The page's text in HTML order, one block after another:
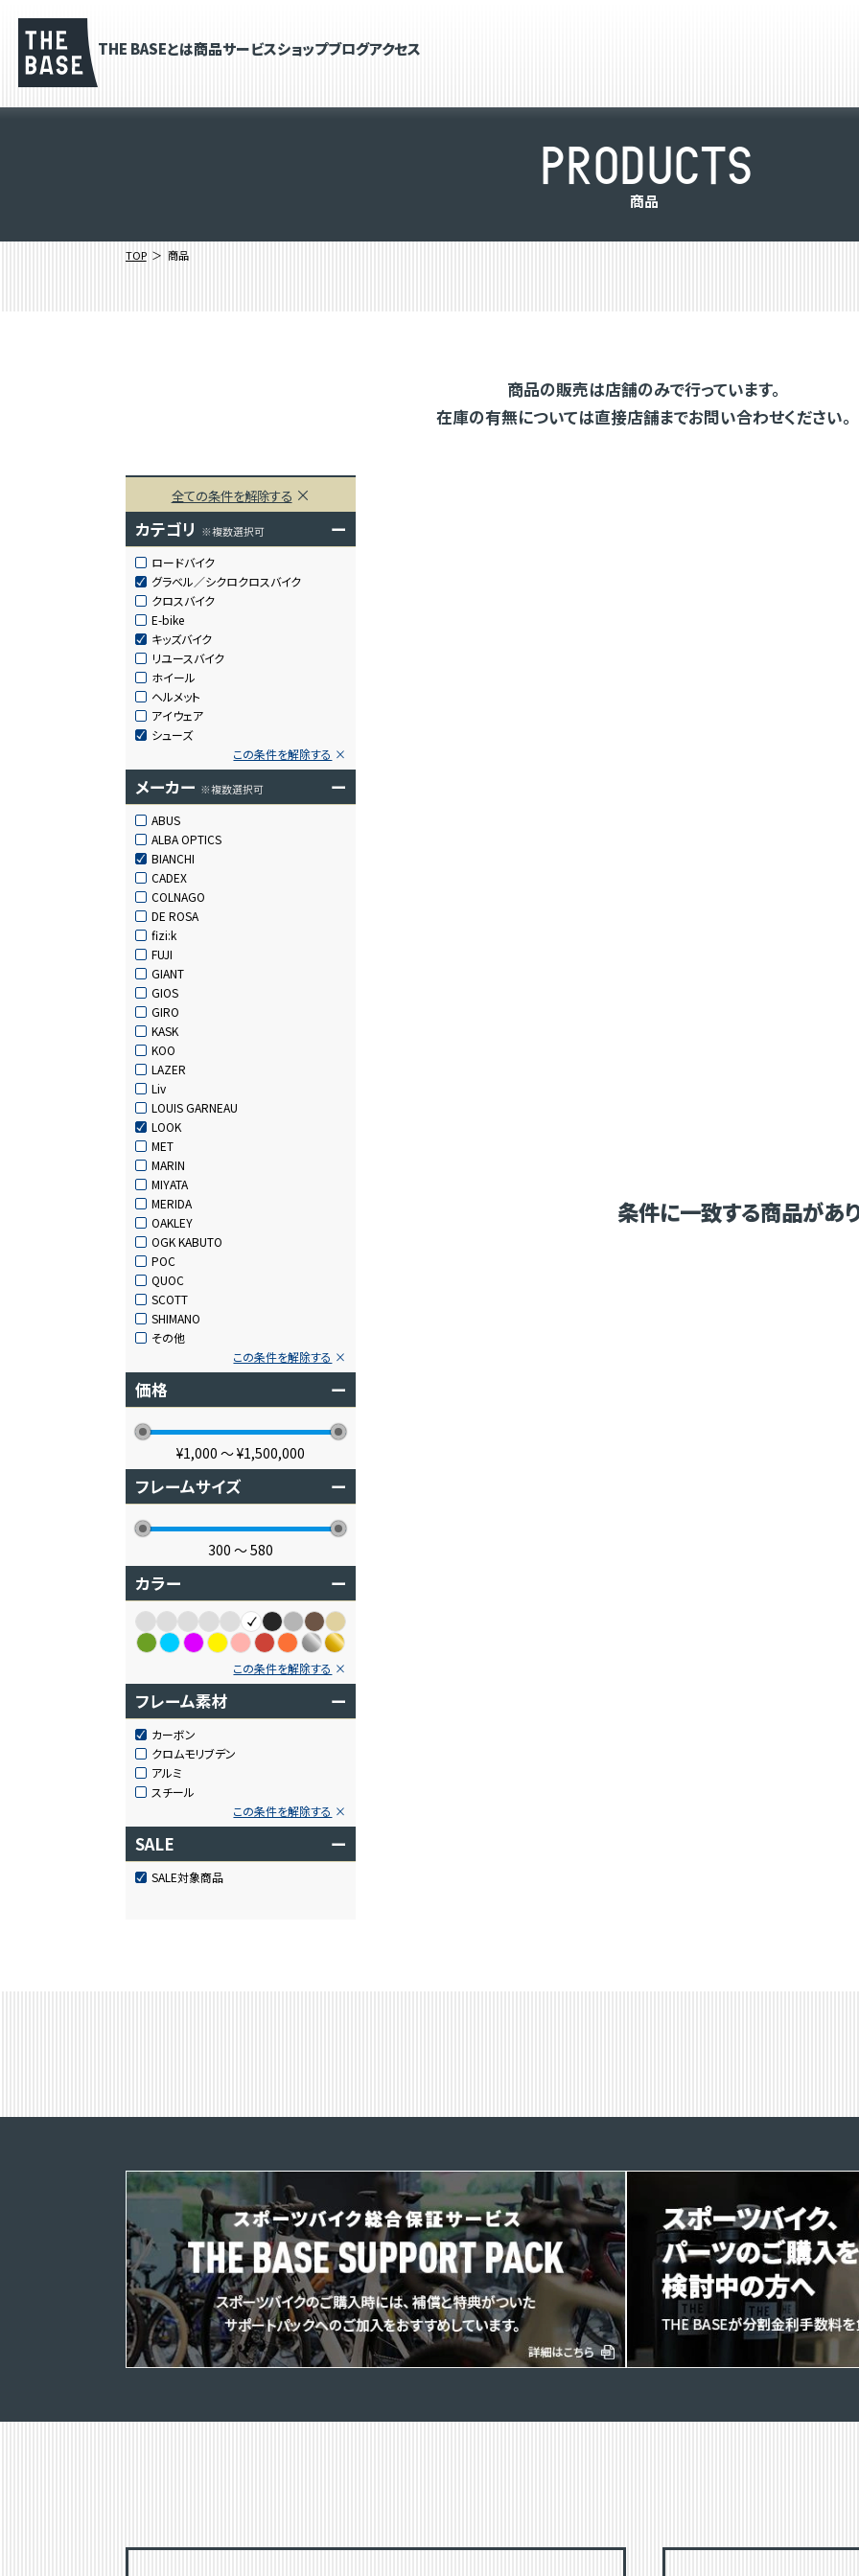
THE BASEとは商品サービスショップブログアクセス
PRODUCTS
商品
TOP 商品
商品の販売は店舗のみで行っています。
在庫の有無については直接店舗までお問い合わせください。
全ての条件を解除する
カテゴリ ※複数選択可 ー
ロードバイク
グラベル／シクロクロスバイク
クロスバイク
E-bike
キッズバイク
リユースバイク
ホイール
ヘルメット
アイウェア
シューズ
この条件を解除する
メーカー ※複数選択可 ー
ABUS
ALBA OPTICS
BIANCHI
CADEX
COLNAGO
DE ROSA
fizi:k
FUJI
GIANT
GIOS
GIRO
KASK
KOO
LAZER
Liv
LOUIS GARNEAU
LOOK
MET
MARIN
MIYATA
MERIDA
OAKLEY
OGK KABUTO
POC
QUOC
SCOTT
SHIMANO
その他
この条件を解除する
価格 ー
¥1,000 〜¥1,500,000
フレームサイズ ー
300 〜580
カラー ー
この条件を解除する
フレーム素材 ー
カーボン
クロムモリブデン
アルミ
スチール
この条件を解除する
SALE ー
SALE対象商品
条件に一致する商品があ